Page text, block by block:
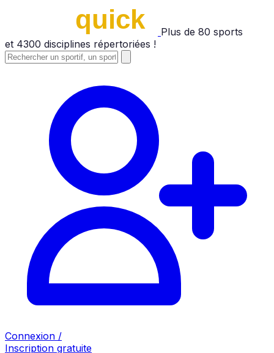
Plus de 80 sports
et 4300 disciplines répertoriées !
Connexion /
Inscription gratuite